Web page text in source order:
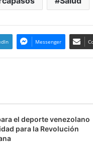
Messenger
el deporte venezolano
para la Revolución